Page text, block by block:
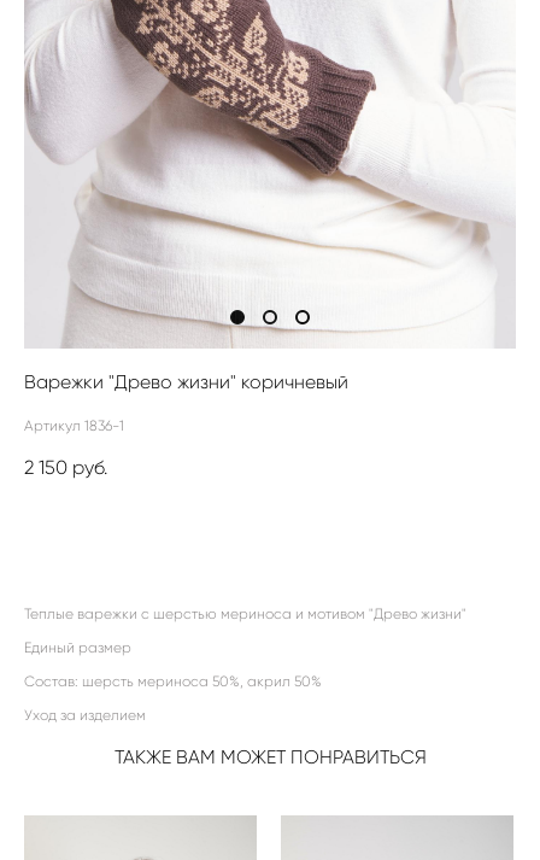
Варежки "Древо жизни" коричневый
Артикул 1836-1
2 150 pуб.
Теплые варежки с шерстью мериноса и мотивом "Древо жизни"
Единый размер
Состав: шерсть мериноса 50%, акрил 50%
Уход за изделием
ТАКЖЕ ВАМ МОЖЕТ ПОНРАВИТЬСЯ